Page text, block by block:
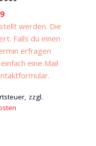
werden. Die
Falls du einen
erfragen
eine Mail
zzgl.